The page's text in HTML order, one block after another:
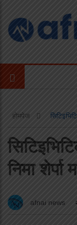
होमपेज
निमा शेर्पा
afnai news